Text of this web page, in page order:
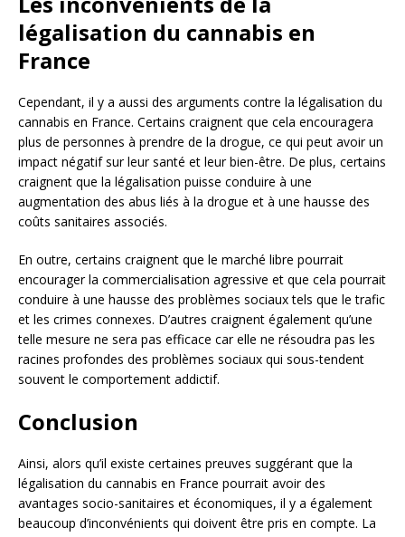
légalisation du cannabis en
France
Cependant, il y a aussi des arguments contre la légalisation du
cannabis en France. Certains craignent que cela encouragera
plus de personnes à prendre de la drogue, ce qui peut avoir un
impact négatif sur leur santé et leur bien-être. De plus, certains
craignent que la légalisation puisse conduire à une
augmentation des abus liés à la drogue et à une hausse des
coûts sanitaires associés.
En outre, certains craignent que le marché libre pourrait
encourager la commercialisation agressive et que cela pourrait
conduire à une hausse des problèmes sociaux tels que le trafic
et les crimes connexes. D’autres craignent également qu’une
telle mesure ne sera pas efficace car elle ne résoudra pas les
racines profondes des problèmes sociaux qui sous-tendent
souvent le comportement addictif.
Conclusion
Ainsi, alors qu’il existe certaines preuves suggérant que la
légalisation du cannabis en France pourrait avoir des
avantages socio-sanitaires et économiques, il y a également
beaucoup d’inconvénients qui doivent être pris en compte. La